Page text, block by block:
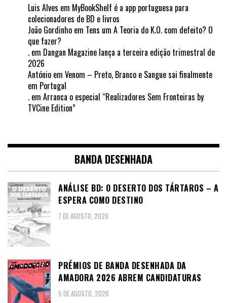
Luis Alves em MyBookShelf é a app portuguesa para
colecionadores de BD e livros
João Gordinho em Tens um A Teoria do K.O. com defeito? O
que fazer?
. em Dangan Magazine lança a terceira edição trimestral de
2026
António em Venom – Preto, Branco e Sangue sai finalmente
em Portugal
. em Arranca o especial “Realizadores Sem Fronteiras by
TVCine Edition”
BANDA DESENHADA
ANÁLISE BD: O DESERTO DOS TÁRTAROS – A
ESPERA COMO DESTINO
7 DE AGOSTO, 2026
PRÉMIOS DE BANDA DESENHADA DA
AMADORA 2026 ABREM CANDIDATURAS
5 DE AGOSTO, 2026